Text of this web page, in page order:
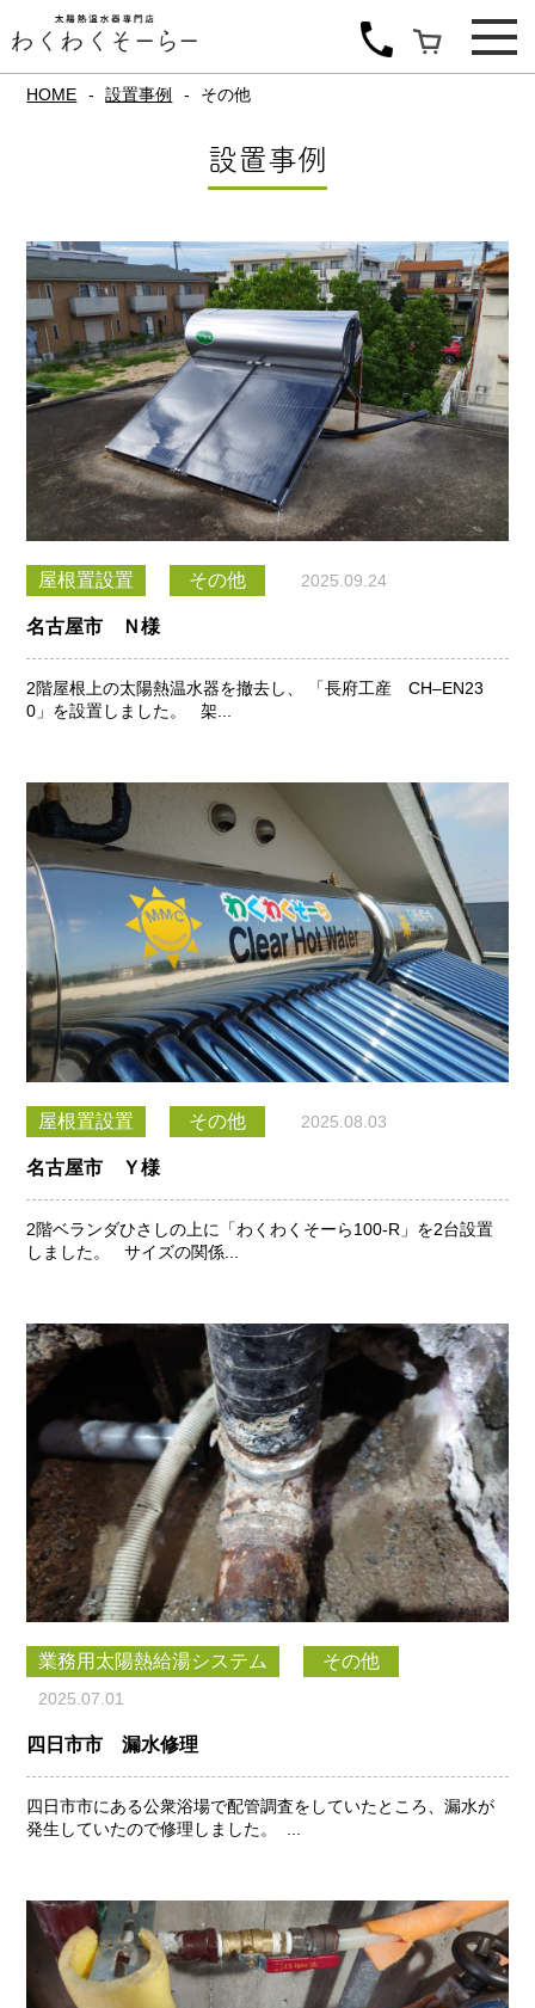
HOME 設置事例 その他
設置事例
屋根置設置 その他 2025.09.24
名古屋市 Ｎ様
2階屋根上の太陽熱温水器を撤去し、 「長府工産 CH‒EN23
0」を設置しました。 架...
屋根置設置 その他 2025.08.03
名古屋市 Ｙ様
2階ベランダひさしの上に「わくわくそーら100-R」を2台設置
しました。 サイズの関係...
業務用太陽熱給湯システム その他
2025.07.01
四日市市 漏水修理
四日市市にある公衆浴場で配管調査をしていたところ、漏水が
発生していたので修理しました。 ...